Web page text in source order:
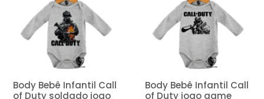
Body Bebê Infantil Call
of Duty soldado jogo
Body Bebê Infantil Call
of Duty jogo game